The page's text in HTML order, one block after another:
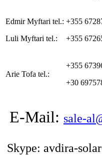
Edmir Myftari tel.:
Luli Myftari tel.:
+355
+355
Arie Tofa tel.:
+355
+30
E-Mail: sale-
Skype: avdira-